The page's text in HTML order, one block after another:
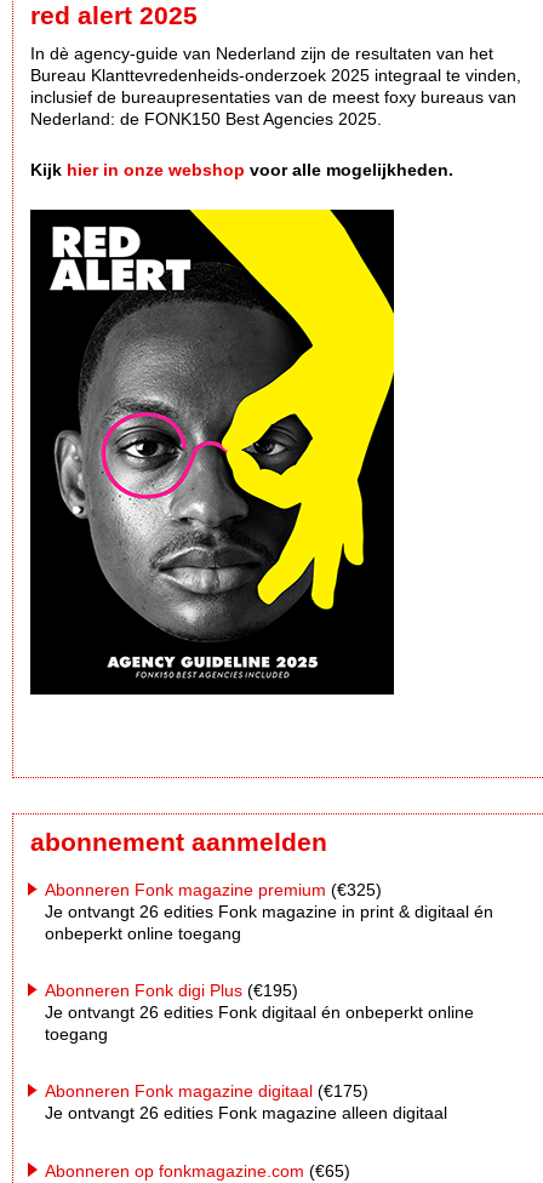
red alert 2025
In dè agency-guide van Nederland zijn de resultaten van het
Bureau Klanttevredenheids-onderzoek 2025 integraal te vinden,
inclusief de bureaupresentaties van de meest foxy bureaus van
Nederland: de FONK150 Best Agencies 2025.
Kijk hier in onze webshop voor alle mogelijkheden.
abonnement aanmelden
Abonneren Fonk magazine premium (€325)
Je ontvangt 26 edities Fonk magazine in print & digitaal én
onbeperkt online toegang
Abonneren Fonk digi Plus (€195)
Je ontvangt 26 edities Fonk digitaal én onbeperkt online
toegang
Abonneren Fonk magazine digitaal (€175)
Je ontvangt 26 edities Fonk magazine alleen digitaal
Abonneren op fonkmagazine.com (€65)